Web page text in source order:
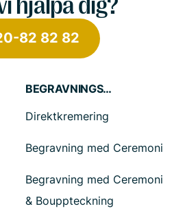
82 82 82
BEGRAVNINGSTJÄNSTER
Direktkremering
Begravning med Ceremoni
Begravning med Ceremoni
& Bouppteckning